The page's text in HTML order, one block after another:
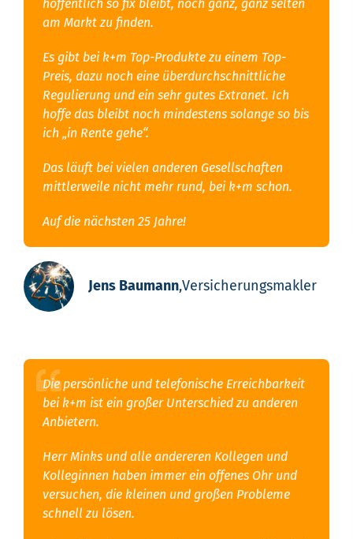
hoffentlich so fix bleibt, noch ganz, ganz selten
am Markt zu finden.
Es gibt bei k+m Top-Produkte zu einem Top-
Preis, dazu noch eine überdurchschnittliche
Regulierung und ein sehr gutes Extranet. Ich
hoffe das bleibt noch mindestens solange so bis
ich „in Rente gehe“.
Das läuft bei vielen anderen Gesellschaften
mittlerweile nicht mehr rund, bei k+m schon.
Auf die nächsten 25 Jahre!
Jens Baumann,Versicherungsmakler
Die persönliche und telefonische Erreichbarkeit
bei k+m ist ein großer Unterschied zu anderen
Anbietern.
Herr Minks und alle andereren Kollegen und
Kolleginnen haben immer ein offenes Ohr und
versuchen, die kleinen und großen Probleme
schnell zu lösen.